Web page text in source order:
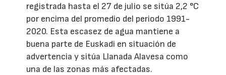
registrada hasta el 27 de julio se sitúa 2,2 °C
por encima del promedio del periodo 1991-
2020. Esta escasez de agua mantiene a
buena parte de Euskadi en situación de
advertencia y sitúa Llanada Alavesa como
una de las zonas más afectadas.